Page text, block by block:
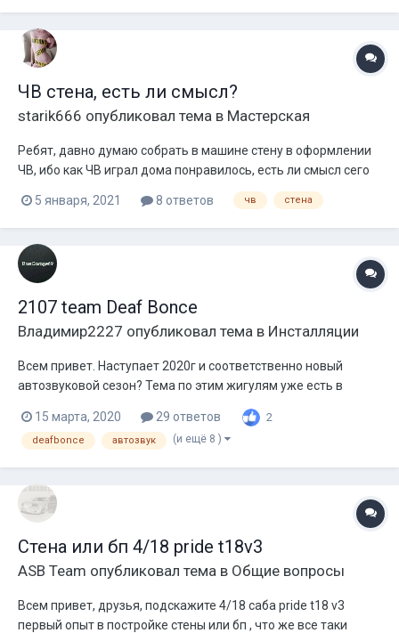
нужно нагрузить порты сд...
ЧВ стена, есть ли смысл?
starik666 опубликовал тема в Мастерская
Ребят, давно думаю собрать в машине стену в оформлении
ЧВ, ибо как ЧВ играл дома понравилось, есть ли смысл сего
мероприятия? авто нету пока, предположительно ваз
2102/04
5 января, 2021 8 ответов чв стена
2107 team Deaf Bonce
Владимир2227 опубликовал тема в Инсталляции
Всем привет. Наступает 2020г и соответственно новый
автозвуковой сезон? Тема по этим жигулям уже есть в
заставляют сделать новую историю ? Нахожусь я в Тверской
области город Кимры, это когда до МСК ближе чем до Твери
15 марта, 2020 29 ответов 2
deafbonce автозвук (и ещё 8 )
Стена или бп 4/18 pride t18v3
ASB Team опубликовал тема в Общие вопросы
Всем привет, друзья, подскажите 4/18 саба pride t18 v3
первый опыт в постройке стены или бп , что же все таки